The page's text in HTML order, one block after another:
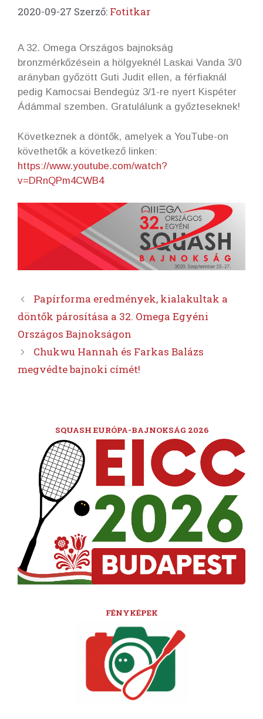
2020-09-27 Szerző: Fotitkar
A 32. Omega Országos bajnokság
bronzmérkőzésein a hölgyeknél Laskai Vanda 3/0
arányban győzött Guti Judit ellen, a férfiaknál
pedig Kamocsai Bendegúz 3/1-re nyert Kispéter
Ádámmal szemben. Gratulálunk a győzteseknek!
Következnek a döntők, amelyek a YouTube-on
követhetők a következő linken:
https://www.youtube.com/watch?
v=DRnQPm4CWB4
Papírforma eredmények, kialakultak a
döntők párosítása a 32. Omega Egyéni
Országos Bajnokságon
Chukwu Hannah és Farkas Balázs
megvédte bajnoki címét!
SQUASH EURÓPA-BAJNOKSÁG 2026
FÉNYKÉPEK